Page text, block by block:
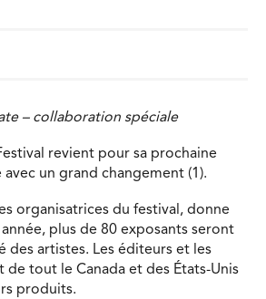
– collaboration spéciale
revient pour sa prochaine
un grand changement (1).
organisatrices du festival, donne
plus de 80 exposants seront
des artistes. Les éditeurs et les
de tout le Canada et des États-Unis
produits.